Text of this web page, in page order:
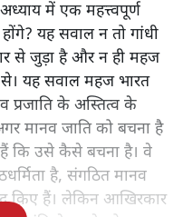
में एक महत्त्वपूर्ण
यह सवाल न तो गांधी
से जुड़ा है और न ही महज
से। यह सवाल महज भारत
प्रजाति के अस्तित्व के
मानव जाति को बचना है
हैं कि उसे कैसे बचना है। वे
है, संगठित मानव
किए हैं। लेकिन आखिरकार